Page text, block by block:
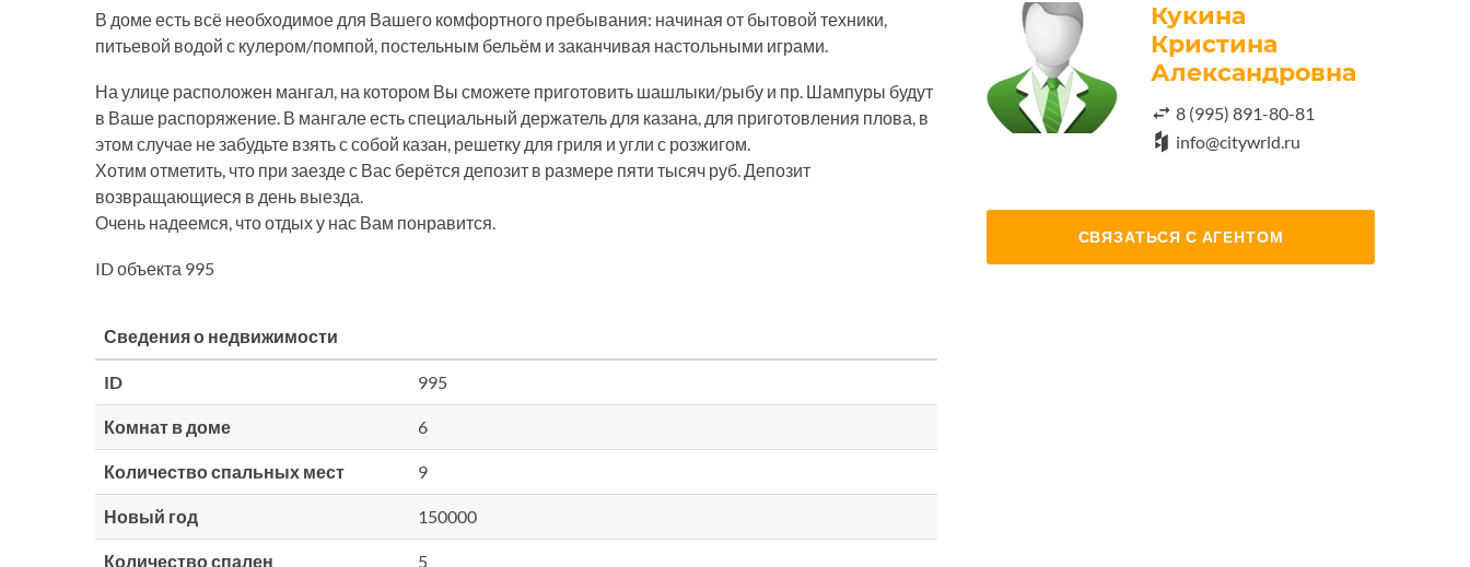
В доме есть всё необходимое для Вашего комфортного пребывания: начиная от бытовой техники,
питьевой водой с кулером/помпой, постельным бельём и заканчивая настольными играми.
На улице расположен мангал, на котором Вы сможете приготовить шашлыки/рыбу и пр. Шампуры будут
в Ваше распоряжение. В мангале есть специальный держатель для казана, для приготовления плова, в
этом случае не забудьте взять с собой казан, решетку для гриля и угли с розжигом.
Хотим отметить, что при заезде с Вас берётся депозит в размере пяти тысяч руб. Депозит
возвращающиеся в день выезда.
Очень надеемся, что отдых у нас Вам понравится.
ID объекта 995
Сведения о недвижимости
ID 995
Комнат в доме 6
Количество спальных мест 9
Новый год 150000
Количество спален 5
Кукина
Кристина
Александровна
8 (995) 891-80-81
info@citywrld.ru
СВЯЗАТЬСЯ С АГЕНТОМ